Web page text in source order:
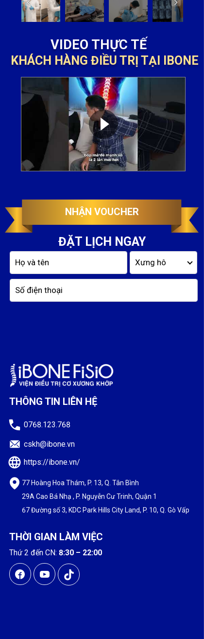
VIDEO THỰC TẾ
KHÁCH HÀNG ĐIỀU TRỊ TẠI IBONE
NHẬN VOUCHER
ĐẶT LỊCH NGAY
THỜI GIAN LÀM VIỆC
Thứ 2 đến CN: 8:30 – 22:00
0768.123.768
THÔNG TIN LIÊN HỆ
cskh@ibone.vn
https://ibone.vn/
77 Hoàng Hoa Thám, P. 13, Q. Tân Bình
29A Cao Bá Nhạ , P. Nguyễn Cư Trinh, Quận 1
67 Đường số 3, KDC Park Hills City Land, P. 10, Q. Gò Vấp